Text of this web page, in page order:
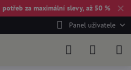
✕
za maximální slevy, až 50 %
Panel uživatele